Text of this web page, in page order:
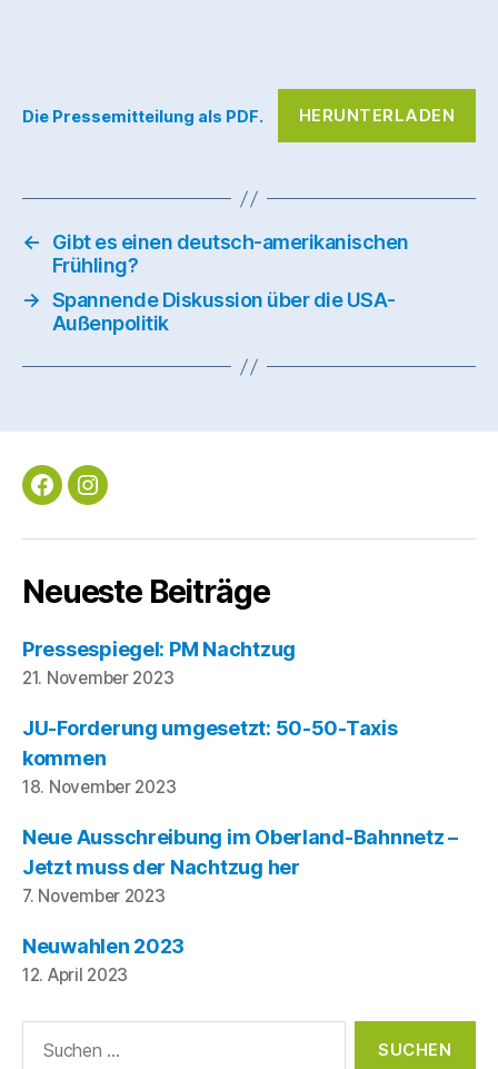
Die Pressemitteilung als PDF. HERUNTERLADEN
←
Gibt es einen deutsch-amerikanischen
Frühling?
→ Spannende Diskussion über die USA-
Außenpolitik
FacebookInstagram
Neueste Beiträge
Pressespiegel: PM Nachtzug
21. November 2023
JU-Forderung umgesetzt: 50-50-Taxis
kommen
18. November 2023
Neue Ausschreibung im Oberland-Bahnnetz –
Jetzt muss der Nachtzug her
7. November 2023
Neuwahlen 2023
12. April 2023
nach: